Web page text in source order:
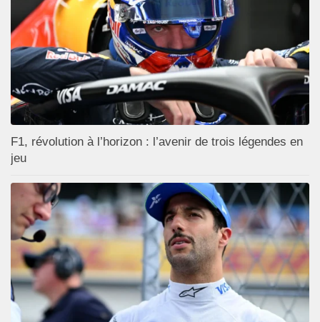
F1, révolution à l’horizon : l’avenir de trois légendes en
jeu